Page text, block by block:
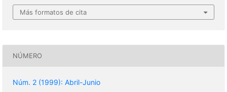
Más formatos de cita
NÚMERO
Núm. 2 (1999): Abril-Junio